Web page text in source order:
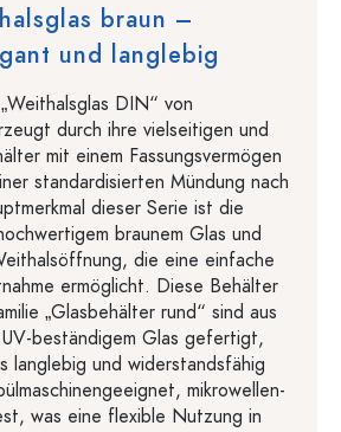
braun –
und langlebig
DIN“ von
durch ihre vielseitigen und
mit einem Fassungsvermögen
standardisierten Mündung nach
dieser Serie ist die
braunem Glas und
die eine einfache
ermöglicht. Diese Behälter
„Glasbehälter rund“ sind aus
beständigem Glas gefertigt,
langlebig und widerstandsfähig
mikrowellen-
was eine flexible Nutzung in